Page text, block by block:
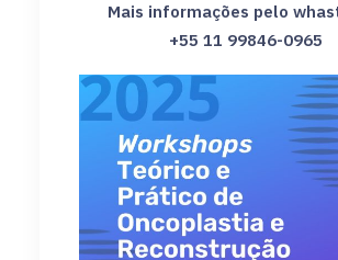
Mais informações pelo
‪+55 11 99846-0965